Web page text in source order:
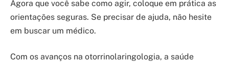
Agora que você sabe como agir, coloque em prática as
orientações seguras. Se precisar de ajuda, não hesite
em buscar um médico.
Com os avanços na otorrinolaringologia, a saúde